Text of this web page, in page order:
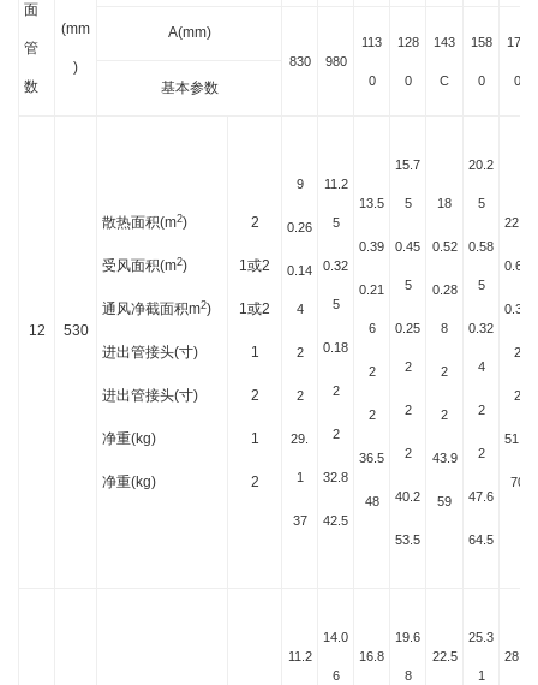
面
管
数
(mm
)
A(mm)
830 980
113
0
128
0
143
C
158
0
173
0
基本参数
12 530
散热面积(m2)
受风面积(m2)
通风净截面积m2)
进出管接头(寸)
进出管接头(寸)
净重(kg)
净重(kg)
2
1或2
1或2
1
2
1
2
9
0.26
0.14
4
2
2
29.
1
37
11.2
5
0.32
5
0.18
2
2
32.8
42.5
13.5
0.39
0.21
6
2
2
36.5
48
15.7
5
0.45
5
0.25
2
2
2
40.2
53.5
18
0.52
0.28
8
2
2
43.9
59
20.2
5
0.58
5
0.32
4
2
2
47.6
64.5
22.5
0.65
0.36
2
2
51.3
70
11.2
14.0
6
16.8
19.6
8
22.5
25.3
1
28.1